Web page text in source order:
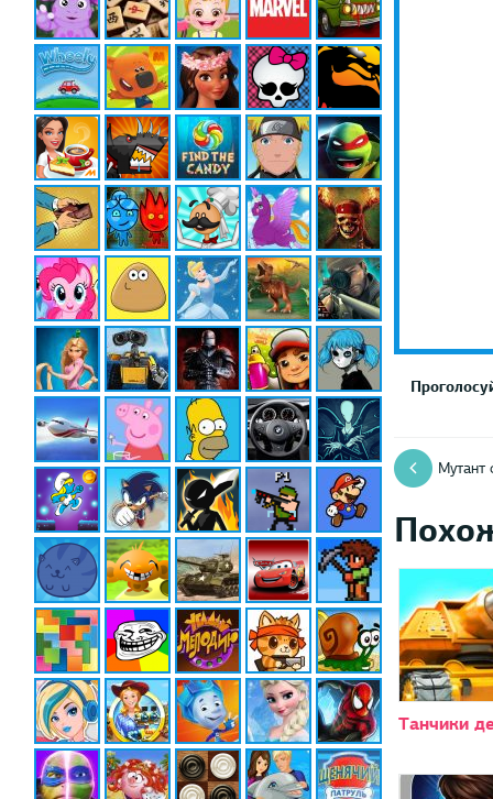
Мутант
Танчики